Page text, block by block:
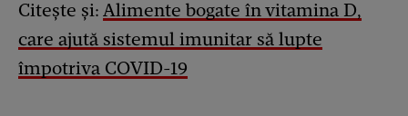
Citește și: Alimente bogate în vitamina D,
care ajută sistemul imunitar să lupte
împotriva COVID-19